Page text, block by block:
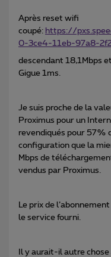
Après reset wifi
coupé: https://
0-3ce4-11eb-97a8-
descendant 18,1Mbps
Gigue 1ms.
Je suis proche de la
Proximus pour un
revendiqués pour 57%
configuration que la
Mbps de
vendus par Proximus.
Le prix de
le service fourni.
Il y aurait-il autre